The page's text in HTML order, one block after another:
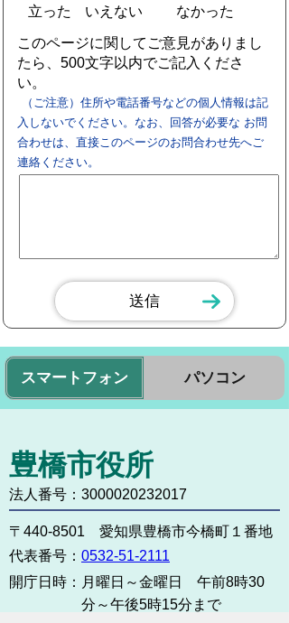
立った
いえない
なかった
このページに関してご意見がありまし
たら、500文字以内でご記入くださ
い。
（ご注意）住所や電話番号などの個人情報は記
入しないでください。なお、回答が必要な お問
合わせは、直接このページのお問合わせ先へご
連絡ください。
スマートフォン パソコン
豊橋市役所
法人番号：3000020232017
〒440-8501 愛知県豊橋市今橋町１番地
代表番号： 0532-51-2111
開庁日時： 月曜日～金曜日 午前8時30
分～午後5時15分まで